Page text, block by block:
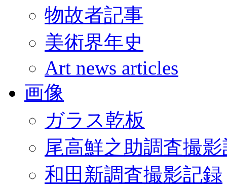
物故者記事
美術界年史
Art news articles
画像
ガラス乾板
尾高鮮之助調査撮
和田新調査撮影記録